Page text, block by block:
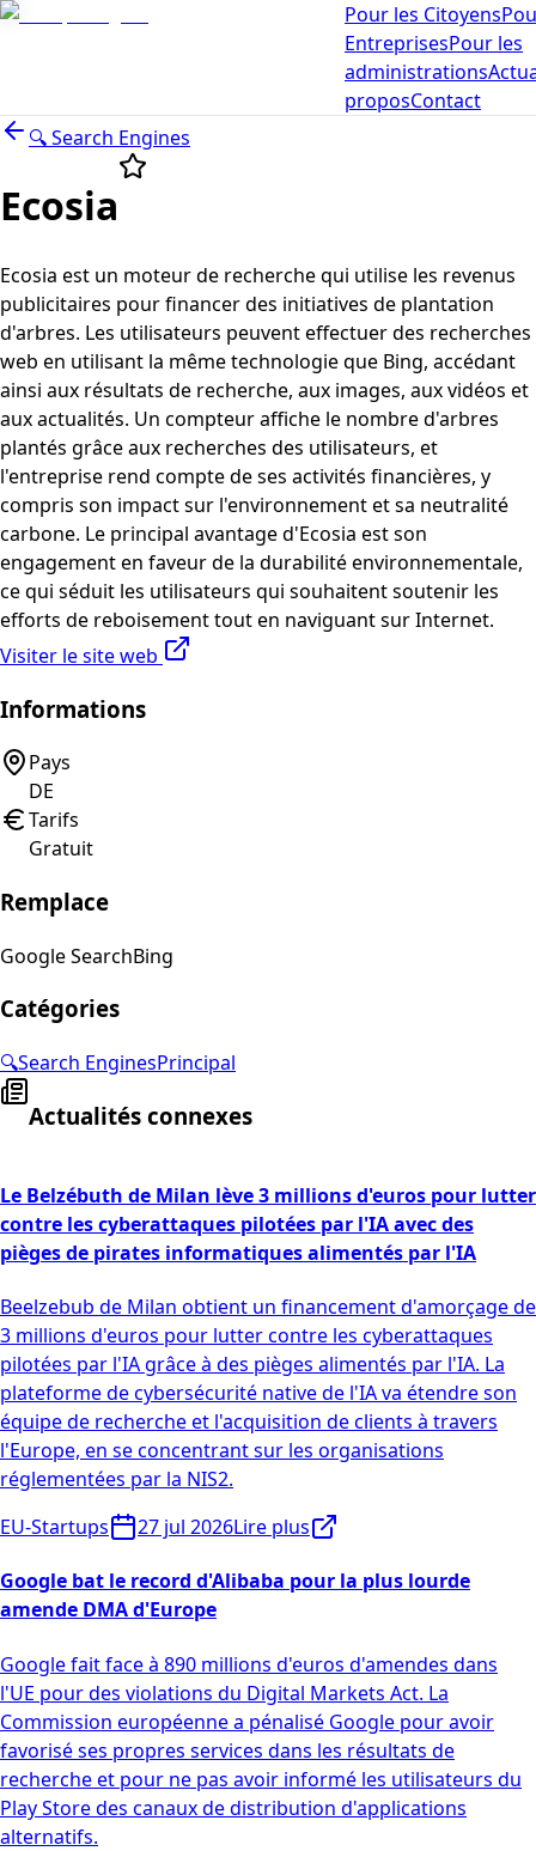
Pour les Citoyens
EntreprisesPour les
administrations
proposContact
🔍Search Engines
Ecosia
Ecosia est un moteur de recherche qui utilise les revenus
publicitaires pour financer des initiatives de plantation
d'arbres. Les utilisateurs peuvent effectuer des recherches
web en utilisant la même technologie que Bing, accédant
ainsi aux résultats de recherche, aux images, aux vidéos et
aux actualités. Un compteur affiche le nombre d'arbres
plantés grâce aux recherches des utilisateurs, et
l'entreprise rend compte de ses activités financières, y
compris son impact sur l'environnement et sa neutralité
carbone. Le principal avantage d'Ecosia est son
engagement en faveur de la durabilité environnementale,
ce qui séduit les utilisateurs qui souhaitent soutenir les
efforts de reboisement tout en naviguant sur Internet.
Visiter le site web
Informations
Pays
DE
Tarifs
Gratuit
Remplace
Google SearchBing
Catégories
🔍Search EnginesPrincipal
Actualités connexes
Le Belzébuth de Milan lève 3 millions d'euros pour lutter
contre les cyberattaques pilotées par l'IA avec des
pièges de pirates informatiques alimentés par l'IA
Beelzebub de Milan obtient un financement d'amorçage de
3 millions d'euros pour lutter contre les cyberattaques
pilotées par l'IA grâce à des pièges alimentés par l'IA. La
plateforme de cybersécurité native de l'IA va étendre son
équipe de recherche et l'acquisition de clients à travers
l'Europe, en se concentrant sur les organisations
réglementées par la NIS2.
EU-Startups
27 jul 2026Lire plus
Google bat le record d'Alibaba pour la plus lourde
amende DMA d'Europe
Google fait face à 890 millions d'euros d'amendes dans
l'UE pour des violations du Digital Markets Act. La
Commission européenne a pénalisé Google pour avoir
favorisé ses propres services dans les résultats de
recherche et pour ne pas avoir informé les utilisateurs du
Play Store des canaux de distribution d'applications
alternatifs.